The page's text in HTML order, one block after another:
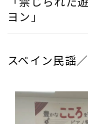
ヨン」
スペイン民謡